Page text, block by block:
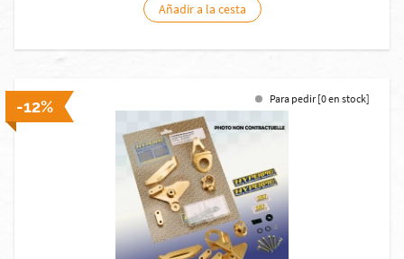
Añadir a la cesta
-12% Para pedir [0 en stock]